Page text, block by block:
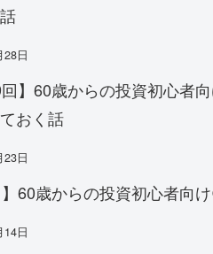
28日
回】60歳からの投資初心者
おく話
23日
】60歳からの投資初心者向
14日